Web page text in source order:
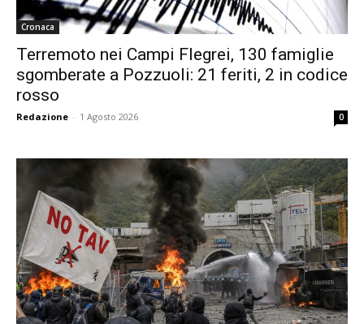
Cronaca
Terremoto nei Campi Flegrei, 130 famiglie
sgomberate a Pozzuoli: 21 feriti, 2 in codice
rosso
Redazione - 1 Agosto 2026 0